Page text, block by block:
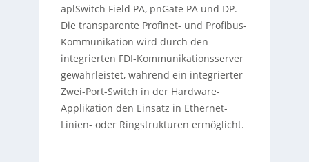
aplSwitch Field PA, pnGate PA und DP.
Die transparente Profinet- und Profibus-
Kommunikation wird durch den
integrierten FDI-Kommunikationsserver
gewährleistet, während ein integrierter
Zwei-Port-Switch in der Hardware-
Applikation den Einsatz in Ethernet-
Linien- oder Ringstrukturen ermöglicht.